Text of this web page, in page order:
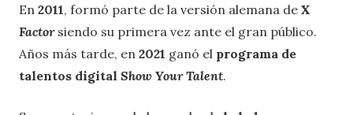
En 2011, formó parte de la versión alemana de X
Factorsiendo su primera vez ante el gran público.
Años más tarde, en 2021 ganó el programa de
talentos digital Show Your Talent.